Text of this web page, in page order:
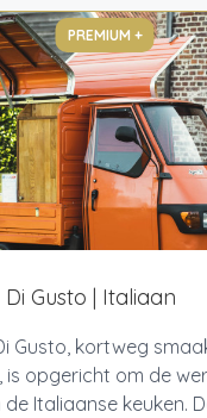
PREMIUM +
Gusto | Italiaan
Gusto, kortweg
is opgericht om de
Italiaanse keuken.